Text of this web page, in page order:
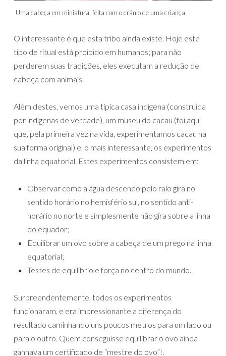
Uma cabeça em miniatura, feita com o crânio de uma criança
O interessante é que esta tribo ainda existe. Hoje este
tipo de ritual está proibido em humanos; para não
perderem suas tradições, eles executam a redução de
cabeça com animais.
Além destes, vemos uma típica casa indígena (construída
por indígenas de verdade), um museu do cacau (foi aqui
que, pela primeira vez na vida, experimentamos cacau na
sua forma original) e, o mais interessante, os experimentos
da linha equatorial. Estes experimentos consistem em:
Observar como a água descendo pelo ralo gira no
sentido horário no hemisfério sul, no sentido anti-
horário no norte e simplesmente não gira sobre a linha
do equador;
Equilibrar um ovo sobre a cabeça de um prego na linha
equatorial;
Testes de equilíbrio e força no centro do mundo.
Surpreendentemente, todos os experimentos
funcionaram, e era impressionante a diferença do
resultado caminhando uns poucos metros para um lado ou
para o outro. Quem conseguisse equilibrar o ovo ainda
ganhava um certificado de “mestre do ovo”!.